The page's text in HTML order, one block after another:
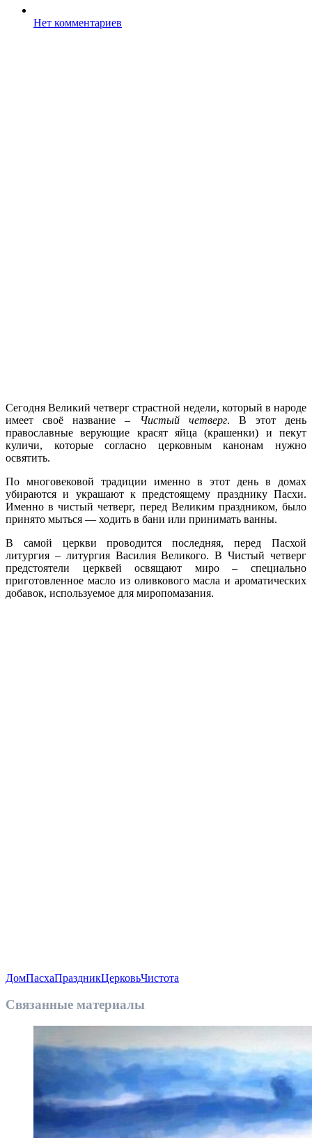
Нет комментариев
Сегодня Великий четверг страстной недели, который в народе
имеет своё название – Чистый четверг. В этот день
православные верующие красят яйца (крашенки) и пекут
куличи, которые согласно церковным канонам нужно
освятить.
По многовековой традиции именно в этот день в домах
убираются и украшают к предстоящему празднику Пасхи.
Именно в чистый четверг, перед Великим праздником, было
принято мыться — ходить в бани или принимать ванны.
В самой церкви проводится последняя, перед Пасхой
литургия – литургия Василия Великого. В Чистый четверг
предстоятели церквей освящают миро – специально
приготовленное масло из оливкового масла и ароматических
добавок, используемое для миропомазания.
ДомПасхаПраздникЦерковьЧистота
Связанные материалы